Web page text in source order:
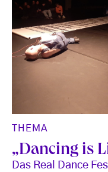
THEMA
„Dancing is
Das Real Dance